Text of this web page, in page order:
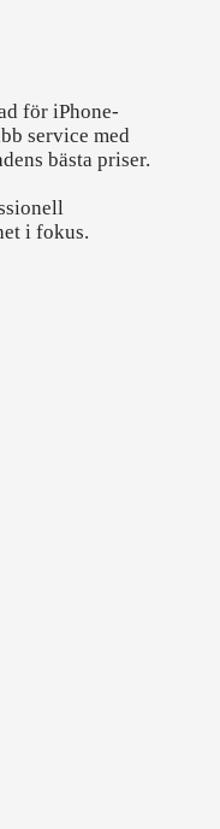
för iPhone-
service med
bästa priser.
i fokus.